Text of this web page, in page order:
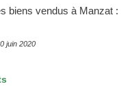
biens vendus à Manzat :
juin 2020